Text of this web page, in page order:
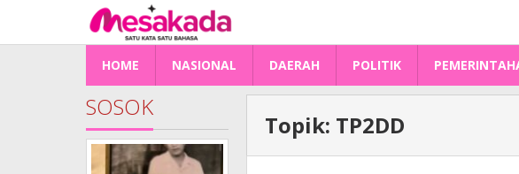
konten
HOME NASIONAL DAERAH POLITIK
SOSOK
Topik: TP2DD